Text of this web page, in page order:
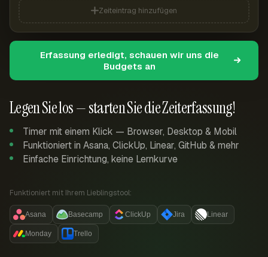
Legen Sie los — starten Sie die Zeiterfassung!
Timer mit einem Klick — Browser, Desktop & Mobil
Funktioniert in Asana, ClickUp, Linear, GitHub & mehr
Einfache Einrichtung, keine Lernkurve
Funktioniert mit Ihrem Lieblingstool:
Asana Basecamp ClickUp Jira Linear
Monday Trello
Zeiteintrag hinzufügen
Erfassung erledigt, schauen wir uns die
Budgets an